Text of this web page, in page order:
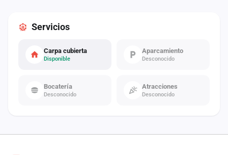
Servicios
Carpa cubierta
Disponible
Aparcamiento
Desconocido
Bocatería
Desconocido
Atracciones
Desconocido